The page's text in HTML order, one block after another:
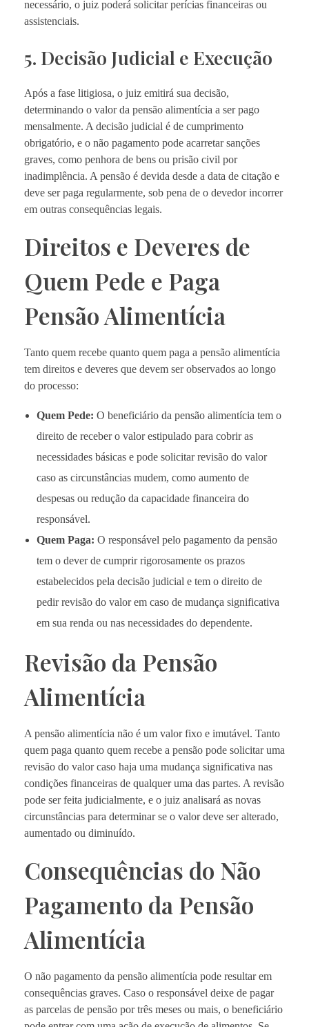
necessário, o juiz poderá solicitar perícias financeiras ou
assistenciais.
5. Decisão Judicial e Execução
Após a fase litigiosa, o juiz emitirá sua decisão,
determinando o valor da pensão alimentícia a ser pago
mensalmente. A decisão judicial é de cumprimento
obrigatório, e o não pagamento pode acarretar sanções
graves, como penhora de bens ou prisão civil por
inadimplência. A pensão é devida desde a data de citação e
deve ser paga regularmente, sob pena de o devedor incorrer
em outras consequências legais.
Direitos e Deveres de
Quem Pede e Paga
Pensão Alimentícia
Tanto quem recebe quanto quem paga a pensão alimentícia
tem direitos e deveres que devem ser observados ao longo
do processo:
Quem Pede: O beneficiário da pensão alimentícia tem o
direito de receber o valor estipulado para cobrir as
necessidades básicas e pode solicitar revisão do valor
caso as circunstâncias mudem, como aumento de
despesas ou redução da capacidade financeira do
responsável.
Quem Paga: O responsável pelo pagamento da pensão
tem o dever de cumprir rigorosamente os prazos
estabelecidos pela decisão judicial e tem o direito de
pedir revisão do valor em caso de mudança significativa
em sua renda ou nas necessidades do dependente.
Revisão da Pensão
Alimentícia
A pensão alimentícia não é um valor fixo e imutável. Tanto
quem paga quanto quem recebe a pensão pode solicitar uma
revisão do valor caso haja uma mudança significativa nas
condições financeiras de qualquer uma das partes. A revisão
pode ser feita judicialmente, e o juiz analisará as novas
circunstâncias para determinar se o valor deve ser alterado,
aumentado ou diminuído.
Consequências do Não
Pagamento da Pensão
Alimentícia
O não pagamento da pensão alimentícia pode resultar em
consequências graves. Caso o responsável deixe de pagar
as parcelas de pensão por três meses ou mais, o beneficiário